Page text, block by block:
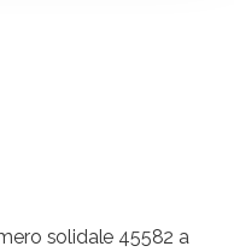
solidale 45582 a